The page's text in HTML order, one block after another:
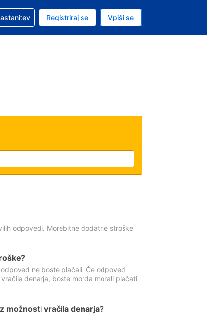
ameriški dolar
je Slovenščini
pri rezervacijiRegistriraj se Vpiši se
odpovedi. Morebitne dodatne stroške
ne boste plačali. Če odpoved
denarja, boste morda morali plačati
možnosti vračila denarja?